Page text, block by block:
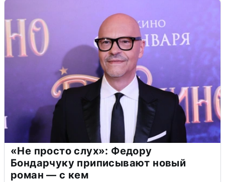
«Не просто слух»: Федору
Бондарчуку приписывают новый
роман — с кем